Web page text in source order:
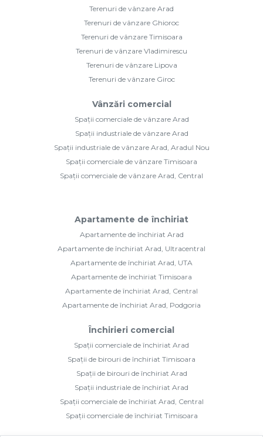
Terenuri de vânzare Arad
Terenuri de vânzare Ghioroc
Terenuri de vânzare Timisoara
Terenuri de vânzare Vladimirescu
Terenuri de vânzare Lipova
Terenuri de vânzare Giroc
Vânzări comercial
Spații comerciale de vânzare Arad
Spații industriale de vânzare Arad
Spații industriale de vânzare Arad, Aradul Nou
Spații comerciale de vânzare Timisoara
Spații comerciale de vânzare Arad, Central
Apartamente de închiriat
Apartamente de închiriat Arad
Apartamente de închiriat Arad, Ultracentral
Apartamente de închiriat Arad, UTA
Apartamente de închiriat Timisoara
Apartamente de închiriat Arad, Central
Apartamente de închiriat Arad, Podgoria
Închirieri comercial
Spații comerciale de închiriat Arad
Spații de birouri de închiriat Timisoara
Spații de birouri de închiriat Arad
Spații industriale de închiriat Arad
Spații comerciale de închiriat Arad, Central
Spații comerciale de închiriat Timisoara